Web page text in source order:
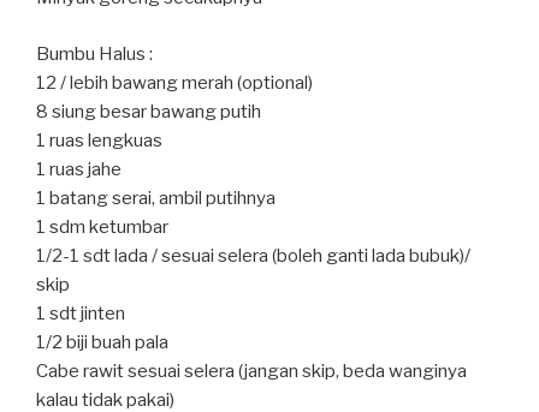
Bumbu Halus :
12 / lebih bawang merah (optional)
8 siung besar bawang putih
1 ruas lengkuas
1 ruas jahe
1 batang serai, ambil putihnya
1 sdm ketumbar
1/2-1 sdt lada / sesuai selera (boleh ganti lada bubuk)/
skip
1 sdt jinten
1/2 biji buah pala
Cabe rawit sesuai selera (jangan skip, beda wanginya
kalau tidak pakai)